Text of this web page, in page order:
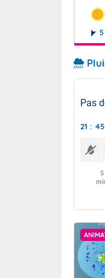
5
Pas
21 : 45
5